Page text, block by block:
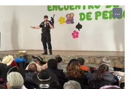
...